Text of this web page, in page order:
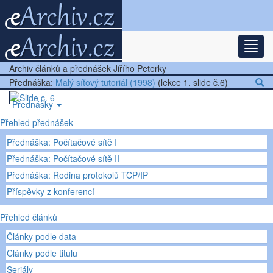
Nejnovější články
Další články
Přednášky
Ostatní
Archiv článků a přednášek Jiřího Peterky
Přednáška: Malý síťový tutoriál (1998) (lekce 1, slide č.6)
Přehled přednášek
Přednáška: Počítačové sítě I
Přednáška: Počítačové sítě II
Přednáška: Rodina protokolů TCP/IP
Příspěvky z konferencí
Přehled článků
Články podle data
Články podle titulu
Seriály